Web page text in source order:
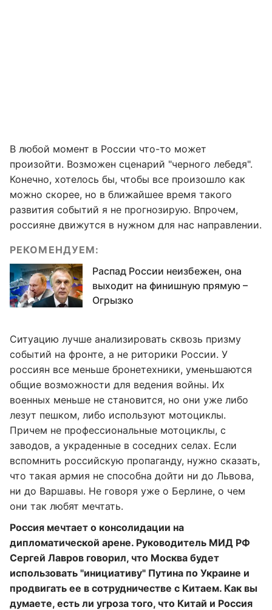
В любой момент в России что-то может
произойти. Возможен сценарий "черного лебедя".
Конечно, хотелось бы, чтобы все произошло как
можно скорее, но в ближайшее время такого
развития событий я не прогнозирую. Впрочем,
россияне движутся в нужном для нас направлении.
РЕКОМЕНДУЕМ:
Распад России неизбежен, она
выходит на финишную прямую –
Огрызко
Ситуацию лучше анализировать сквозь призму
событий на фронте, а не риторики России. У
россиян все меньше бронетехники, уменьшаются
общие возможности для ведения войны. Их
военных меньше не становится, но они уже либо
лезут пешком, либо используют мотоциклы.
Причем не профессиональные мотоциклы, с
заводов, а украденные в соседних селах. Если
вспомнить российскую пропаганду, нужно сказать,
что такая армия не способна дойти ни до Львова,
ни до Варшавы. Не говоря уже о Берлине, о чем
они так любят мечтать.
Россия мечтает о консолидации на
дипломатической арене. Руководитель МИД РФ
Сергей Лавров говорил, что Москва будет
использовать "инициативу" Путина по Украине и
продвигать ее в сотрудничестве с Китаем. Как вы
думаете, есть ли угроза того, что Китай и Россия